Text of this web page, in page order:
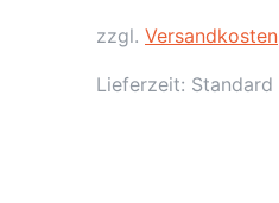
zzgl. Versandkosten
Lieferzeit: Standard